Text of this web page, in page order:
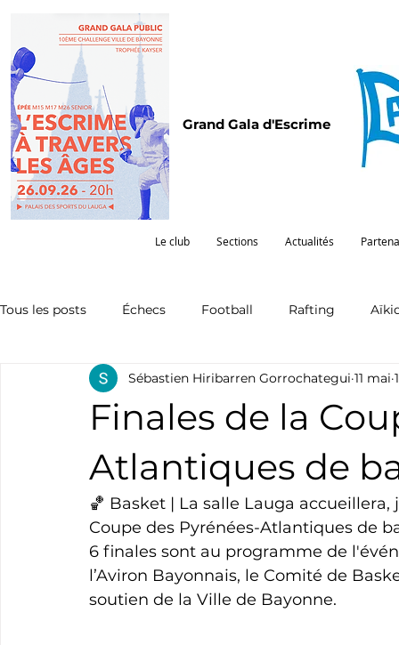
Grand Gala d'Escrime
Le club Sections Actualités
Tous les posts Échecs Football Rafting
Omnisports Partenariat Pelote Pentathlon
Natation Tennis Triathlon
Cyclotourisme Surf Basket
Finales de la
Atlantiques de
Sébastien Hiribarren Gorrochategui 11 mai
🏀 Basket | La salle Lauga
Coupe des Pyrénées-Atlantiques de
6 finales sont au programme de
l’Aviron Bayonnais, le Comité de
soutien de la Ville de Bayonne.